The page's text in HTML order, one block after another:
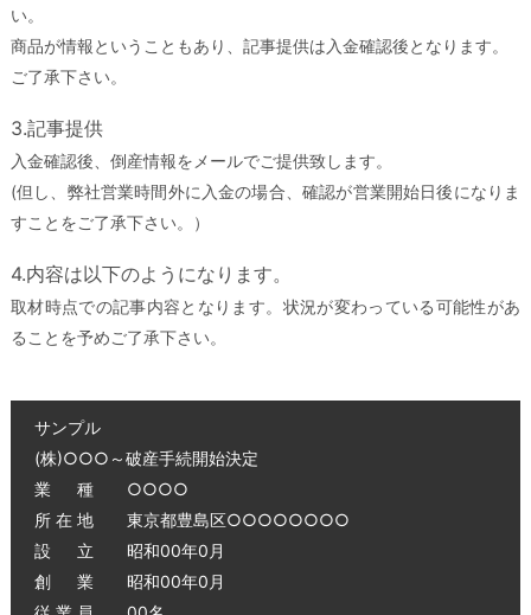
い。
商品が情報ということもあり、記事提供は入金確認後となります。
ご了承下さい。
3.記事提供
入金確認後、倒産情報をメールでご提供致します。
(但し、弊社営業時間外に入金の場合、確認が営業開始日後になりま
すことをご了承下さい。）
4.内容は以下のようになります。
取材時点での記事内容となります。状況が変わっている可能性があ
ることを予めご了承下さい。
サンプル
(株)○○○～破産手続開始決定
業 種 ○○○○
所 在 地 東京都豊島区○○○○○○○○
設 立 昭和00年0月
創 業 昭和00年0月